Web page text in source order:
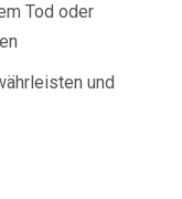
Tod oder
und